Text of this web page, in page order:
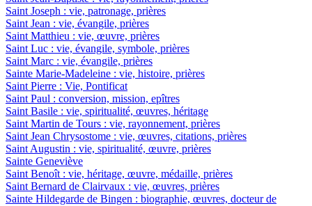
Saint Joseph : vie, patronage, prières
Saint Jean : vie, évangile, prières
Saint Matthieu : vie, œuvre, prières
Saint Luc : vie, évangile, symbole, prières
Saint Marc : vie, évangile, prières
Sainte Marie-Madeleine : vie, histoire, prières
Saint Pierre : Vie, Pontificat
Saint Paul : conversion, mission, epîtres
Saint Basile : vie, spiritualité, œuvres, héritage
Saint Martin de Tours : vie, rayonnement, prières
Saint Jean Chrysostome : vie, œuvres, citations, prières
Saint Augustin : vie, spiritualité, œuvre, prières
Sainte Geneviève
Saint Benoît : vie, héritage, œuvre, médaille, prières
Saint Bernard de Clairvaux : vie, œuvres, prières
Sainte Hildegarde de Bingen : biographie, œuvres, docteur de